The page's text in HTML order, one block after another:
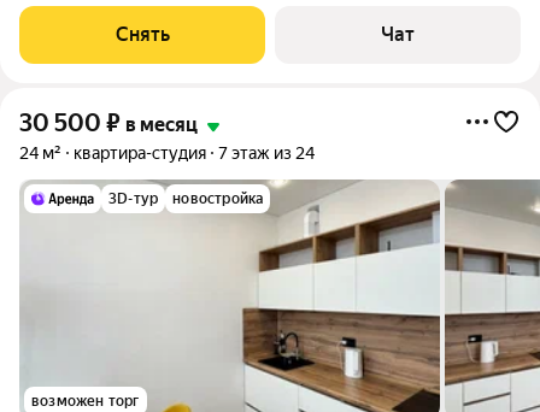
- 1 грузовой и 1
Снять Чат
30 500 ₽ в месяц
24 м² квартира-студия 7 этаж из 24
3D-тур новостройка
возможен торг